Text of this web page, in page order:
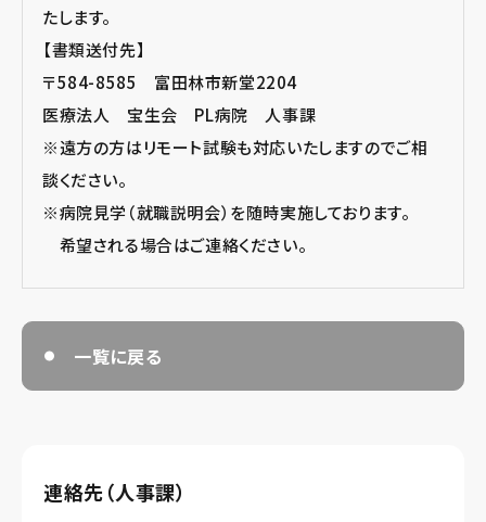
たします。
【書類送付先】
〒584-8585 富田林市新堂2204
医療法人 宝生会 PL病院 人事課
※遠方の方はリモート試験も対応いたしますのでご相
談ください。
※病院見学（就職説明会） を随時実施しております。
希望される場合はご連絡ください。
一覧に戻る
連絡先（人事課）